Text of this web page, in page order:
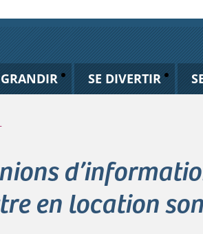
GRANDIR SE DIVERTIR
en location